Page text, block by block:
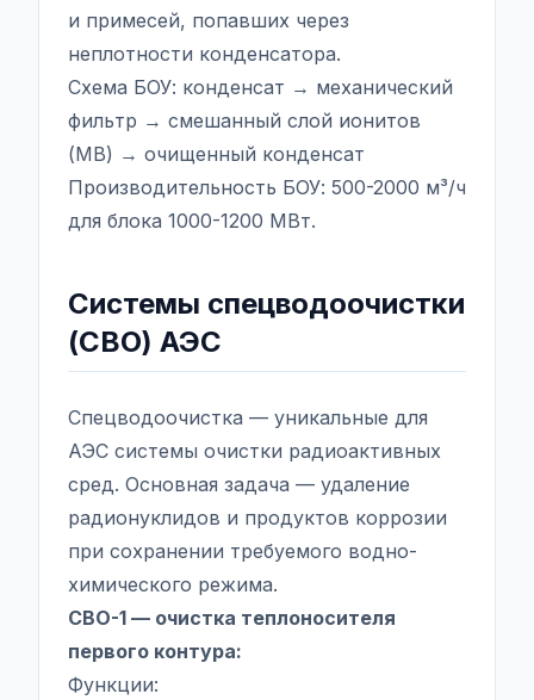
и примесей, попавших через
неплотности конденсатора.
Схема БОУ: конденсат → механический
фильтр → смешанный слой ионитов
(MB) → очищенный конденсат
Производительность БОУ: 500-2000 м³/ч
для блока 1000-1200 МВт.
Системы спецводоочистки
(СВО) АЭС
Спецводоочистка — уникальные для
АЭС системы очистки радиоактивных
сред. Основная задача — удаление
радионуклидов и продуктов коррозии
при сохранении требуемого водно-
химического режима.
СВО-1 — очистка теплоносителя
первого контура:
Функции: